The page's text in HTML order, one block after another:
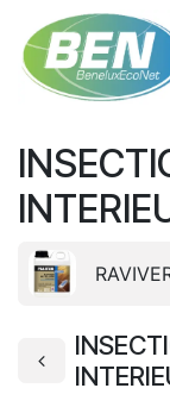
Se rendre au